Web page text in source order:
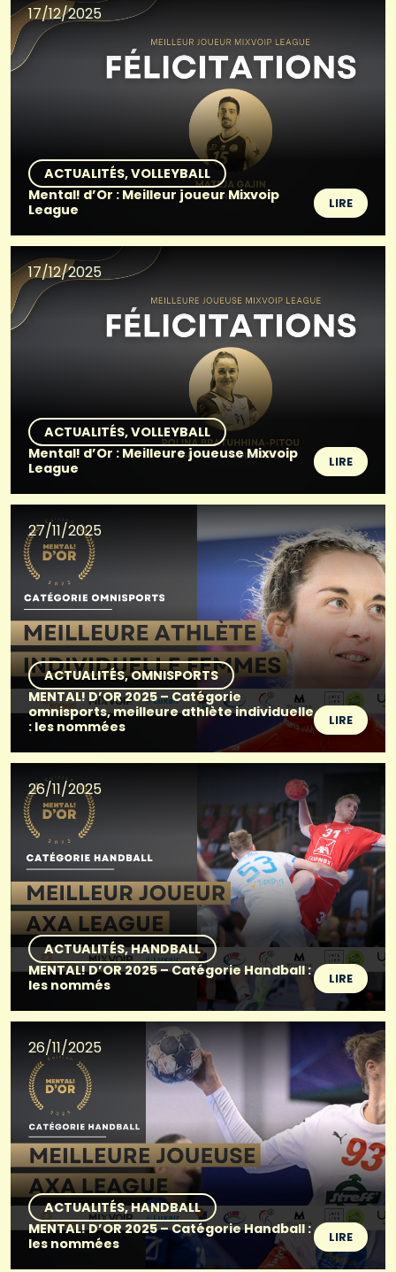
17/12/2025
ACTUALITÉS VOLLEYBALL
Mental! d’Or : Meilleur joueur Mixvoip
League
LIRE
17/12/2025
ACTUALITÉS VOLLEYBALL
Mental! d’Or : Meilleure joueuse Mixvoip
League
LIRE
27/11/2025
ACTUALITÉS OMNISPORTS
MENTAL! D’OR 2025 – Catégorie
omnisports, meilleure athlète individuelle
: les nommées
LIRE
26/11/2025
ACTUALITÉS HANDBALL
MENTAL! D’OR 2025 – Catégorie Handball :
les nommés
LIRE
26/11/2025
ACTUALITÉS HANDBALL
MENTAL! D’OR 2025 – Catégorie Handball :
les nommées
LIRE